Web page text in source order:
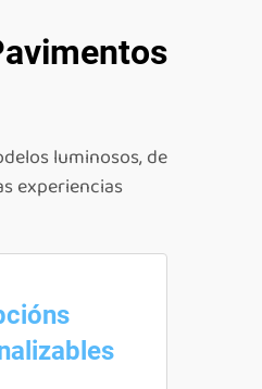
luminosos, de
experiencias